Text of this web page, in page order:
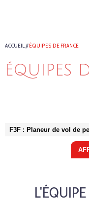
ACCUEIL//ÉQUIPES DE FRANCE
ÉQUIPES